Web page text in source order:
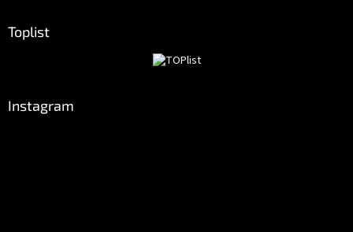
Toplist
Instagram